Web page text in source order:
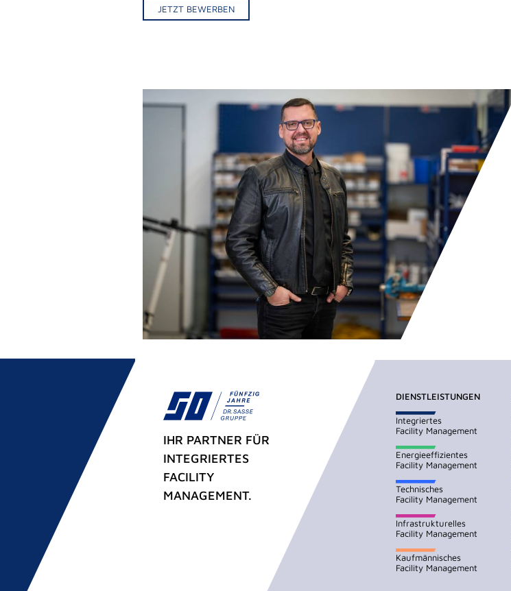
JETZT BEWERBEN
IHR PARTNER FÜR
INTEGRIERTES
FACILITY
MANAGEMENT.
DIENSTLEISTUNGEN
Integriertes
Facility Management
Energieeffizientes
Facility Management
Technisches
Facility Management
Infrastrukturelles
Facility Management
Kaufmännisches
Facility Management